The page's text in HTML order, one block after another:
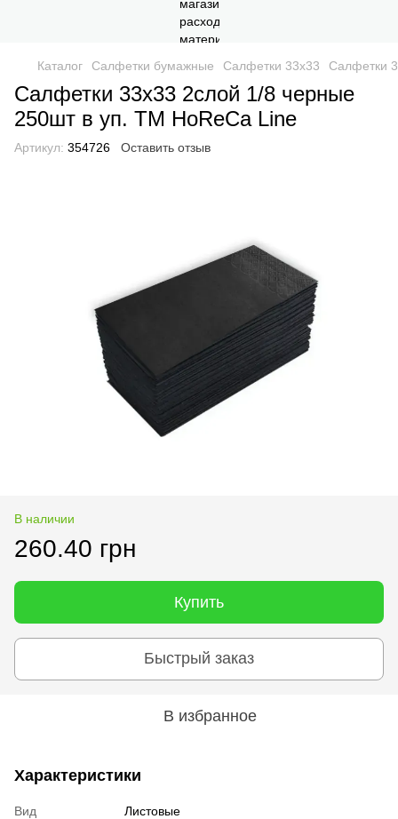
Каталог Салфетки бумажные Салфетки 33x33 Салфетки
Салфетки 33х33 2слой 1/8 черные
250шт в уп. ТМ HoReCa Line
Артикул: 354726 Оставить отзыв
В наличии
260.40 грн
Купить
Быстрый заказ
В избранное
Характеристики
Вид
Листовые